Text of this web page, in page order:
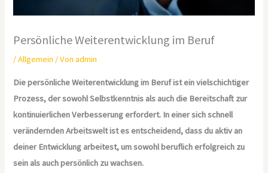
Persönliche Weiterentwicklung im Beruf
/Allgemein / Vonadmin
Die persönliche Weiterentwicklung im Beruf ist ein vielschichtiger
Prozess, der sowohl Selbstkenntnis als auch die Bereitschaft zur
kontinuierlichen Verbesserung erfordert. In einer sich schnell
verändernden Arbeitswelt ist es entscheidend, dass du aktiv an
deiner Entwicklung arbeitest, um sowohl beruflich erfolgreich zu
sein als auch persönlich zu wachsen.